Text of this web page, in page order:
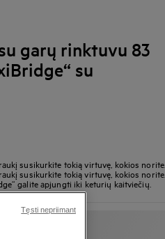
garų rinktuvu 83
su
susikurkite tokią virtuvę, kokios norite.
susikurkite tokią virtuvę, kokios norite.
galite apjungti iki keturių kaitviečių.
Tęsti nepriimant